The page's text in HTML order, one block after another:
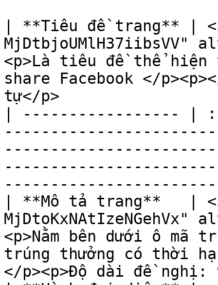
| **Tiêu đề trang** |
<p>Là tiêu đề thể
share Facebook </
tự</p>
| ----------------- |
| **Mô tả trang**   |
<p>Nằm bên dưới ô mã
trúng thưởng có thời
</p><p>Độ dài đề